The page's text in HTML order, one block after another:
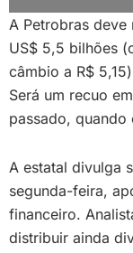
A Petrobras
US$ 5,5 bilhões
câmbio a R$
Será um recuo
passado, quando
A estatal divulga
segunda-feira,
financeiro.
distribuir ainda